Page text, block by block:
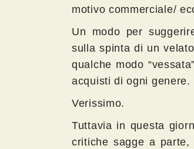
motivo commerciale/
Un modo per
sulla spinta di un
qualche modo
acquisti di ogni genere.
Verissimo.
Tuttavia in questa
critiche sagge a parte,